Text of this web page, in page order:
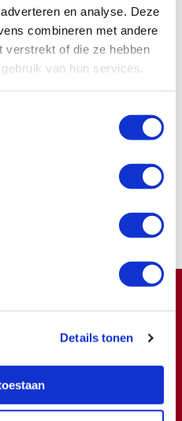
en analyse. Deze
combineren met andere
verstrekt of die ze hebben
van hun services.
Details tonen
uw extra gift doen?
Doneer